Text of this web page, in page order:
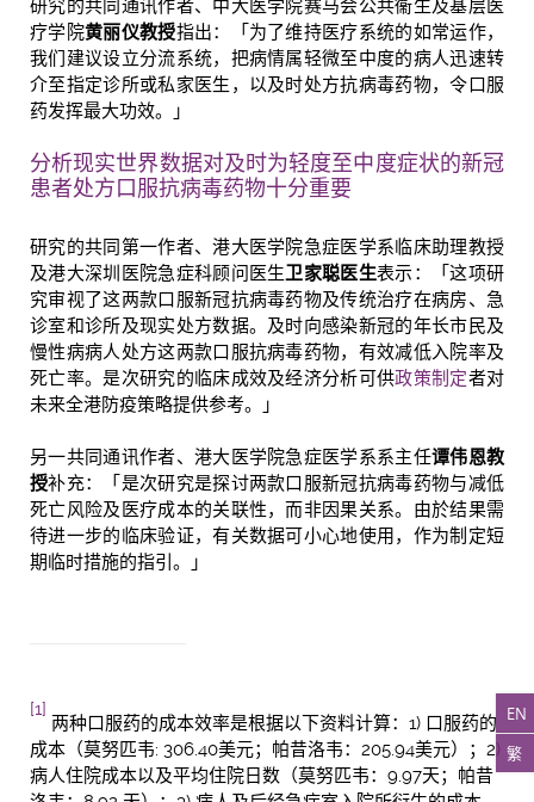
EN
繁
研究的共同通讯作者、中大医学院赛马会公共衞生及基层医
疗学院黄丽仪教授指出：「为了维持医疗系统的如常运作，
我们建议设立分流系统，把病情属轻微至中度的病人迅速转
介至指定诊所或私家医生，以及时处方抗病毒药物，令口服
药发挥最大功效。」
分析现实世界数据对及时为轻度至中度症状的新冠
患者处方口服抗病毒药物十分重要
研究的共同第一作者、港大医学院急症医学系临床助理教授
及港大深圳医院急症科顾问医生卫家聪医生表示：「这项研
究审视了这两款口服新冠抗病毒药物及传统治疗在病房、急
诊室和诊所及现实处方数据。及时向感染新冠的年长市民及
慢性病病人处方这两款口服抗病毒药物，有效减低入院率及
死亡率。是次研究的临床成效及经济分析可供政策制定者对
未来全港防疫策略提供参考。」
另一共同通讯作者、港大医学院急症医学系系主任谭伟恩教
授补充：「是次研究是探讨两款口服新冠抗病毒药物与减低
死亡风险及医疗成本的关联性，而非因果关系。由於结果需
待进一步的临床验证，有关数据可小心地使用，作为制定短
期临时措施的指引。」
[1]
两种口服药的成本效率是根据以下资料计算：1) 口服药的
成本（莫努匹韦: 306.40美元；帕昔洛韦：205.94美元）；2)
病人住院成本以及平均住院日数（莫努匹韦：9.97天；帕昔